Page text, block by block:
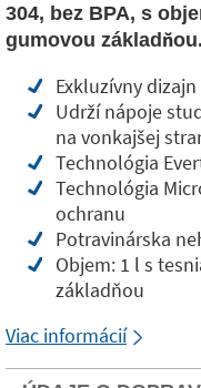
304, bez BPA, s
gumovou základňou.
Exkluzívny
Udrží nápoje
na vonkajšej
Technológia
Technológia
ochranu
Potravinárska
Objem: 1 l s
základňou
Viac informácií